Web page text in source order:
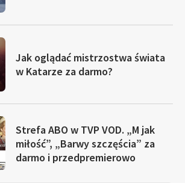
Jak oglądać mistrzostwa świata
w Katarze za darmo?
Strefa ABO w TVP VOD. „M jak
miłość”, „Barwy szczęścia” za
darmo i przedpremierowo